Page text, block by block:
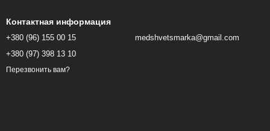
Контактная информация
+380 (96) 155 00 15
+380 (97) 398 13 10
Перезвонить вам?
medshvetsmarka@gmail.com